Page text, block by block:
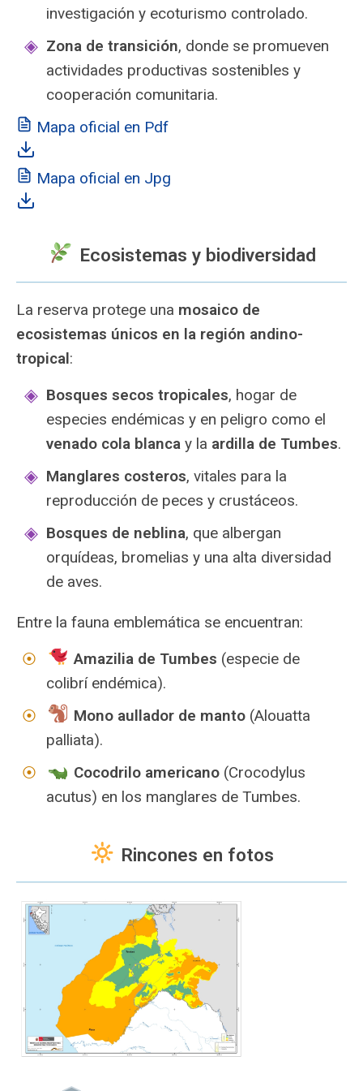
investigación y ecoturismo controlado.
Zona de transición, donde se promueven
actividades productivas sostenibles y
cooperación comunitaria.
Mapa oficial en Pdf
Mapa oficial en Jpg
Ecosistemas y biodiversidad
La reserva protege una mosaico de
ecosistemas únicos en la región andino-
tropical:
Bosques secos tropicales, hogar de
especies endémicas y en peligro como el
venado cola blanca y la ardilla de Tumbes.
Manglares costeros, vitales para la
reproducción de peces y crustáceos.
Bosques de neblina, que albergan
orquídeas, bromelias y una alta diversidad
de aves.
Entre la fauna emblemática se encuentran:
Amazilia de Tumbes (especie de
colibrí endémica).
Mono aullador de manto(Alouatta
palliata).
Cocodrilo americano(Crocodylus
acutus) en los manglares de Tumbes.
Rincones en fotos